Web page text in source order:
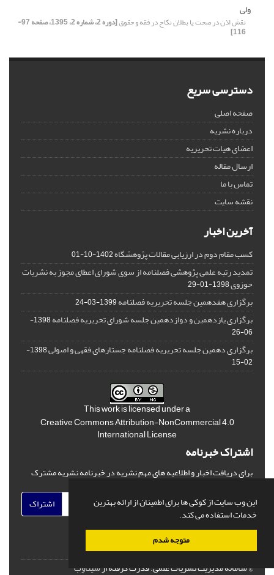
این وب سایت از کوکی ها برای اطمینان از ارائه بهترین
خدمات استفاده می کند.
متوجه شدم
ولی
نقش اذن در صحت یا بطلان نکاح در فقه و حقوق [دوره 2، شماره 2، 1395، صفحه 97-
116]
دسترسی سریع
صفحه اصلی
درباره نشریه
اعضای هیات تحریریه
ارسال مقاله
تماس با ما
نقشه سایت
آخرین اخبار
کسب مقام دوم در ارزیابی مقالات پژوهشگاه1402-10-01
تمدید رتبه علمی پژوهشی فصلنامه از سوی شورای اعطای مجوز به نشریات
حوزوی1398-01-29
برگزاری هفدهمین جلسه تحریریه فصلنامه1399-03-24
برگزاری یازدهمین و دوازدهمین جلسه شورای تحریریه فصلنامه
1398-
06-26
برگزاری دهمین جلسه تحریریه فصلنامه جستارهای فقهی و اصولی
1398-
02-15
This work is licensed under a
Creative Commons Attribution-NonCommercial 4.0
International License
اشتراک خبرنامه
برای دریافت اخبار و اطلاعیه های مهم نشریه در خبرنامه نشریه مشترک
اشتراک
© سامانه مدیریت نشریات علمی.قدرت گرفته ازسیناوب